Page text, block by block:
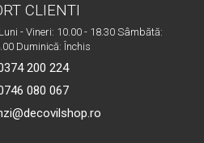
CLIENTI
- Vineri: 10.00 - 18.30 Sâmbătă:
Duminică: Închis
200 224
080 067